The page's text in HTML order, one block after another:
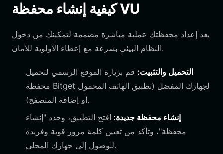
كيفية إنشاء محفظة VU
يعد إعداد محفظتك عملية مباشرة مصممة لتمكينك من دخول
النظام البيئي بسرعة مع إعطاء الأولوية للأمان.
التحميل والتثبيت: قم بزيارة الموقع الرسمي لتحميل
محفظة Bitget لجهازك المفضل (تطبيق الهاتف المحمول
أو إضافة المتصفح).
إنشاء محفظة جديدة: افتح التطبيق، وحدد "إنشاء
محفظة"، وتأكد من تعيين كلمة مرور قوية وفريدة
للوصول إلى جهازك المحلي.